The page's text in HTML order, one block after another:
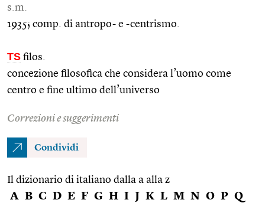
s.m.
1935; comp. di antropo- e -centrismo.
TS filos.
concezione filosofica che considera l’uomo come
centro e fine ultimo dell’universo
Correzioni e suggerimenti
Condividi
Il dizionario di italiano dalla a alla z
A B C D E F G H I J K L M N O P Q